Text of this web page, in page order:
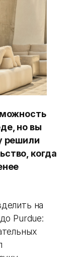
но вы
решили
когда
на
Purdue: